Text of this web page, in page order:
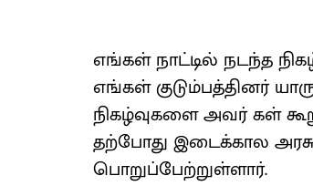
எங்கள் நாட்டில் நடந்த
எங்கள் குடும்பத்தினர்
நிகழ்வுகளை அவர் கள்
தற்போது இடைக்கால அரசு
பொறுப்பேற்றுள்ளார்.